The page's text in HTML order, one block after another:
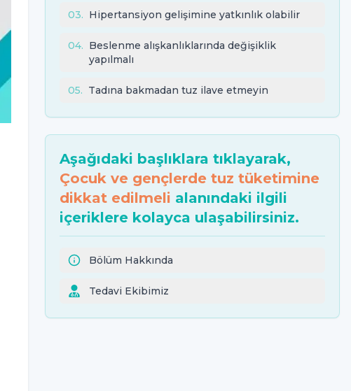
03. Hipertansiyon gelişimine yatkınlık olabilir
04. Beslenme alışkanlıklarında değişiklik
yapılmalı
05. Tadına bakmadan tuz ilave etmeyin
Aşağıdaki başlıklara tıklayarak,
Çocuk ve gençlerde tuz tüketimine
dikkat edilmeli alanındaki ilgili
içeriklere kolayca ulaşabilirsiniz.
Bölüm Hakkında
Tedavi Ekibimiz